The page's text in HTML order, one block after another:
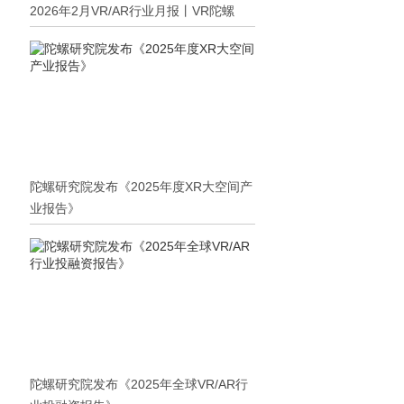
2026年2月VR/AR行业月报丨VR陀螺
陀螺研究院发布《2025年度XR大空间产
业报告》
陀螺研究院发布《2025年全球VR/AR行